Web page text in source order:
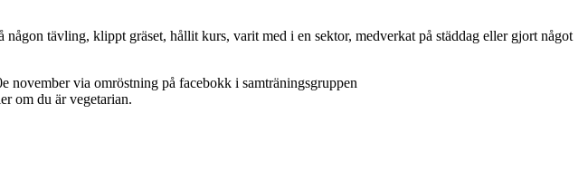
tävling, klippt gräset, hållit kurs, varit med i en sektor, medverkat på städdag eller gjort något
november via omröstning på facebokk i samträningsgruppen
om du är vegetarian.